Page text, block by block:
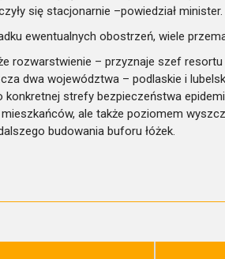
się stacjonarnie –powiedział minister.
ewentualnych obostrzeń, wiele
rozwarstwienie – przyznaje szef
dwa województwa – podlaskie i
konkretnej strefy bezpieczeństwa
ale także poziomem
budowania buforu łóżek.